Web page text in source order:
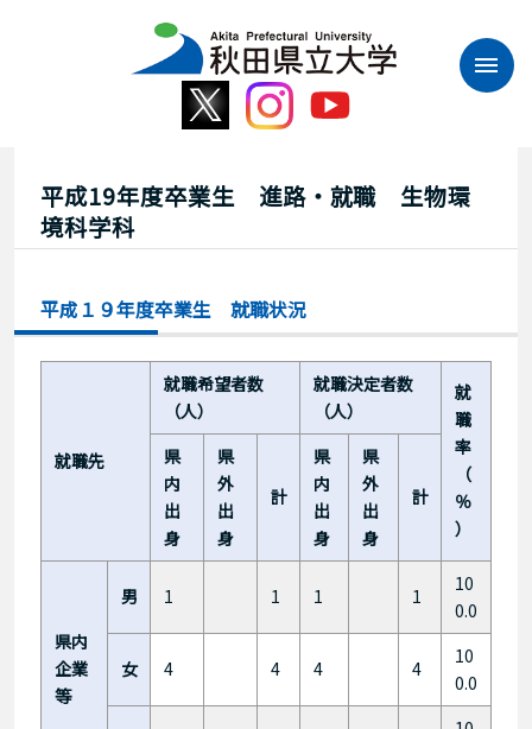
平成19年度卒業生 進路・就職 生物環
境科学科
平成１９年度卒業生 就職状況
就職先
就職希望者数
（人）
就職決定者数
（人）
就
職
率
（
％
）
県
内
出
身
県
外
出
身
計
県
内
出
身
県
外
出
身
計
県内
企業
等
男 1 1 1 1
10
0.0
女 4 4 4 4
10
0.0